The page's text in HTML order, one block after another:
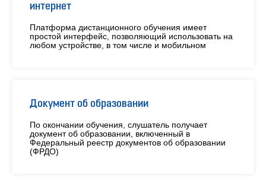
интернет
Платформа дистанционного обучения имеет
простой интерфейс, позволяющий использовать на
любом устройстве, в том числе и мобильном
Документ об образовании
По окончании обучения, слушатель получает
документ об образовании, включенный в
Федеральный реестр документов об образовании
(ФРДО)